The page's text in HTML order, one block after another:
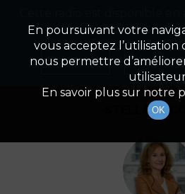
Détail De
STELLANE
En poursuivant votre
vous acceptez l’utilisation
nous permettre
En savoir plus sur notre
OK
Appuyez ci-dessous
Non merci